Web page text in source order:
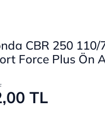
CBR 250 110/
Force Plus Ön
TL